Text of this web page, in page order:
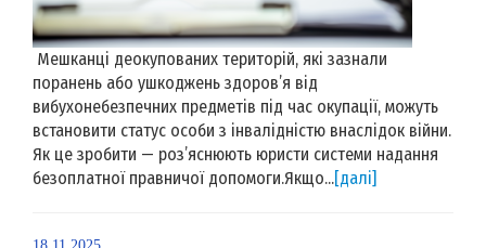
Мешканці деокупованих територій, які зазнали
поранень або ушкоджень здоров’я від
вибухонебезпечних предметів під час окупації, можуть
встановити статус особи з інвалідністю внаслідок війни.
Як це зробити — роз’яснюють юристи системи надання
безоплатної правничої допомоги.Якщо...[далі]